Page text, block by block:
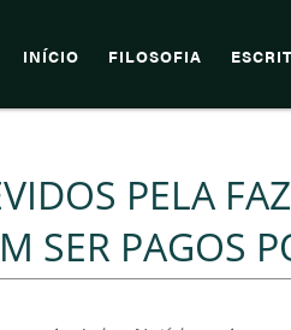
INÍCIO FILOSOFIA
PELA
SER PAGOS